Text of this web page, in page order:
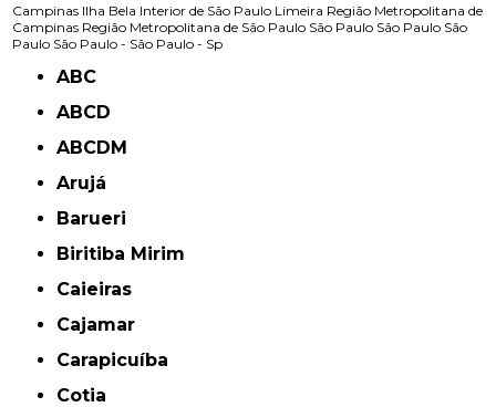
Campinas Ilha Bela Interior de São Paulo Limeira Região Metropolitana de
Campinas Região Metropolitana de São Paulo São Paulo São Paulo São
Paulo São Paulo - São Paulo - Sp
ABC
ABCD
ABCDM
Arujá
Barueri
Biritiba Mirim
Caieiras
Cajamar
Carapicuíba
Cotia